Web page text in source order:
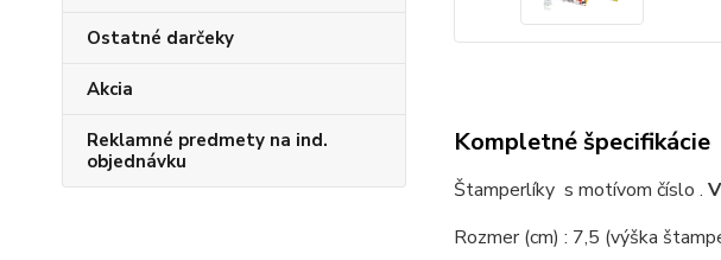
Ostatné darčeky
Akcia
Reklamné predmety na ind.
objednávku
Kompletné špecifikácie
Štamperlíky s motívom číslo .
Rozmer (cm) : 7,5 (výška